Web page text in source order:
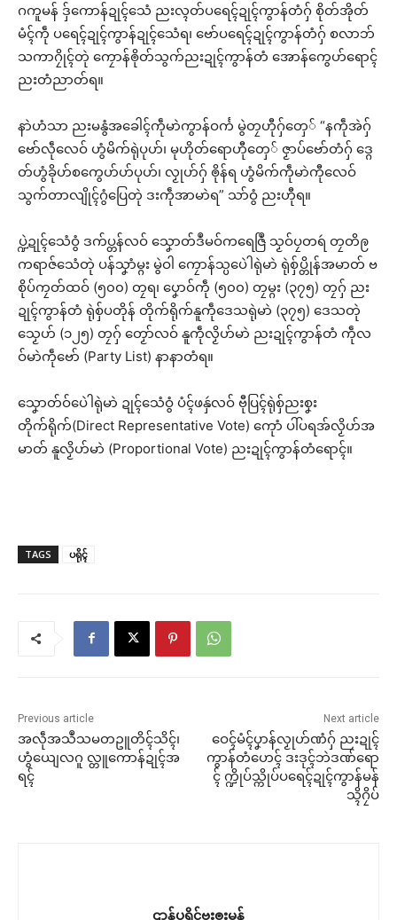
ဂကူမန် ဒှ်ကောန်ဍုၚ်သေံ ညးလ္ၚတ်ပရေၚ်ဍုၚ်ကွာန်တံဂှ် စိုတ်အိုတ်
မံၚ်ကဵု ပရေၚ်ဍုၚ်ကွာန်ဍုၚ်သေံရ၊ ဗော်ပရေၚ်ဍုၚ်ကွာန်တံဂှ် စလာဘ်
သကာဂၠိုၚ်တုဲ ကၠောန်ၜိုတ်သွက်ညးဍုၚ်ကွာန်တံ အောန်ကွေဟ်ရောၚ်
ညးတံညာတ်ရ။
နာဲဟံသာ ညးမနွံအခေါၚ်ကဵုမာဲကွာန်ဝၚ်္က မွဲတၠဟီုဂှ်တှေ် “နကဵုအဲဂှ်
ဗော်လဵုလေဝ် ဟွံမိက်ရုဲပုဟ်၊ မုဟိုတ်ရောဟီုတှေ် ဇၟာပ်ဗော်တံဂှ် ဒ္ဂေ
တ်ဟွံခိုဟ်စကွေဟ်ဟ်ပုဟ်၊ လၟုဟ်ဂှ် ၜိုန်ရ ဟွံမိက်ကဵုမာဲကီုလေဝ်
သွက်တာလျိုၚ်ဂွံပြေတုဲ ဒးကဵုအာမာဲရ” သာ်ဝွံ ညးဟီုရ။
ပ္ဍဲဍုၚ်သေံဝွံ ဒက်ပ္တန်လဝ် သၞောတ်ဒဳမဝ်ကရေဇြဳ သၟဝ်ပၠတရဴ တၠတိဨ
ကရာဇ်သေံတုဲ ပန်သၞာံမ္ဂး မွဲဝါ ကၠောန်သ္ပပေဲါရုဲမာဲ ရုဲစှ်ပ္တိုန်အမာတ် ဗ
စိုပ်ကၠတ်ထဝ် (၅၀၀) တၠရ၊ ပၞောဝ်ကဵု (၅၀၀) တၠမ္ဂး (၃၇၅) တၠဂှ် ညး
ဍုၚ်ကွာန်တံ ရုဲစှ်ပတိုန် တိုက်ရိုက်နူကဵုဒေသရုဲမာဲ (၃၇၅) ဒေသတုဲ
သၟေဟ် (၁၂၅) တၠဂှ် တၟော်လဝ် နူကဵုလၟိဟ်မာဲ ညးဍုၚ်ကွာန်တံ ကဵုလ
ဝ်မာဲကဵုဗော် (Party List) နာနာတံရ။
သၞောတ်ဝ်ပေဲါရုဲမာဲ ဍုၚ်သေံဝွံ ပံၚ်ဖနှဴလဝ် ဗီုပြၚ်ရုဲစှ်ညးစၞး
တိုက်ရိုက်(Direct Representative Vote) ကေုာံ ပါ်ပရအ်လၟိဟ်အ
မာတ် နူလၟိဟ်မာဲ (Proportional Vote) ညးဍုၚ်ကွာန်တံရောၚ်။
TAGS ပရိုၚ်
Previous article
အလဵုအသဳသမတဥူတိၚ်သိၚ်၊
ဟွံယျေလဂူ လ္တူကောန်ဍုၚ်အ
ရၚ်
Next article
ဝေၚ်မံၚ်ပၞာန်လၟုဟ်ဏံဂှ် ညးဍုၚ်
ကွာန်တံဟေၚ် ဒးဒုၚ်ဘဲဒဏ်ရော
ၚ် က္ဍိုပ်သ္ကိုပ်ပရေၚ်ဍုၚ်ကွာန်မန်
သ္ၚိဂၠိပ်
ဌာန်ပရိုၚ်ဗၠးၜးမန်